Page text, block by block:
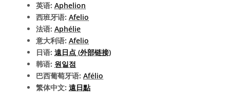
英语: Aphelion
西班牙语: Afelio
法语: Aphélie
意大利语: Afelio
日语: 遠日点 (外部链接)
韩语: 원일점
巴西葡萄牙语: Afélio
繁体中文: 遠日點